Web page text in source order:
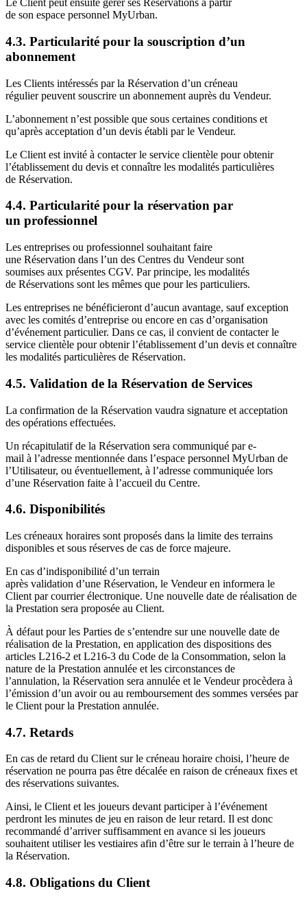
Le Client peut ensuite gérer ses Réservations à partir
de son espace personnel MyUrban.
4.3. Particularité pour la souscription d’un
abonnement
Les Clients intéressés par la Réservation d’un créneau
régulier peuvent souscrire un abonnement auprès du Vendeur.
L’abonnement n’est possible que sous certaines conditions et
qu’après acceptation d’un devis établi par le Vendeur.
Le Client est invité à contacter le service clientèle pour obtenir
l’établissement du devis et connaître les modalités particulières
de Réservation.
4.4. Particularité pour la réservation par
un professionnel
Les entreprises ou professionnel souhaitant faire
une Réservation dans l’un des Centres du Vendeur sont
soumises aux présentes CGV. Par principe, les modalités
de Réservations sont les mêmes que pour les particuliers.
Les entreprises ne bénéficieront d’aucun avantage, sauf exception
avec les comités d’entreprise ou encore en cas d’organisation
d’événement particulier. Dans ce cas, il convient de contacter le
service clientèle pour obtenir l’établissement d’un devis et connaître
les modalités particulières de Réservation.
4.5. Validation de la Réservation de Services
La confirmation de la Réservation vaudra signature et acceptation
des opérations effectuées.
Un récapitulatif de la Réservation sera communiqué par e-
mail à l’adresse mentionnée dans l’espace personnel MyUrban de
l’Utilisateur, ou éventuellement, à l’adresse communiquée lors
d’une Réservation faite à l’accueil du Centre.
4.6. Disponibilités
Les créneaux horaires sont proposés dans la limite des terrains
disponibles et sous réserves de cas de force majeure.
En cas d’indisponibilité d’un terrain
après validation d’une Réservation, le Vendeur en informera le
Client par courrier électronique. Une nouvelle date de réalisation de
la Prestation sera proposée au Client.
À défaut pour les Parties de s’entendre sur une nouvelle date de
réalisation de la Prestation, en application des dispositions des
articles L216-2 et L216-3 du Code de la Consommation, selon la
nature de la Prestation annulée et les circonstances de
l’annulation, la Réservation sera annulée et le Vendeur procèdera à
l’émission d’un avoir ou au remboursement des sommes versées par
le Client pour la Prestation annulée.
4.7. Retards
En cas de retard du Client sur le créneau horaire choisi, l’heure de
réservation ne pourra pas être décalée en raison de créneaux fixes et
des réservations suivantes.
Ainsi, le Client et les joueurs devant participer à l’événement
perdront les minutes de jeu en raison de leur retard. Il est donc
recommandé d’arriver suffisamment en avance si les joueurs
souhaitent utiliser les vestiaires afin d’être sur le terrain à l’heure de
la Réservation.
4.8. Obligations du Client